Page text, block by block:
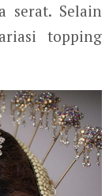
serat. Selain
topping